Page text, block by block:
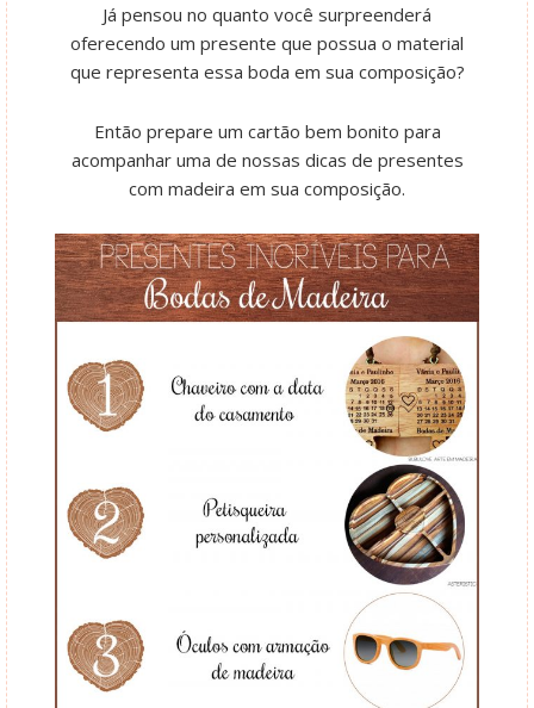
Já pensou no quanto você surpreenderá
oferecendo um presente que possua o material
que representa essa boda em sua composição?
Então prepare um cartão bem bonito para
acompanhar uma de nossas dicas de presentes
com madeira em sua composição.